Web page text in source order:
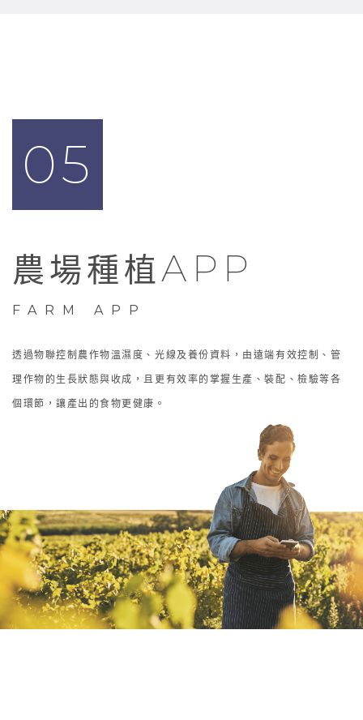
05
農場種植APP
FARM APP
透過物聯控制農作物溫濕度、光線及養份資料，由遠端有效控制、管
理作物的生長狀態與收成，且更有效率的掌握生產、裝配、檢驗等各
個環節，讓產出的食物更健康。